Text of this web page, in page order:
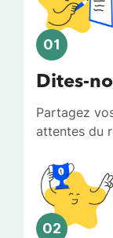
01
Dites-
Partagez
attentes du
02